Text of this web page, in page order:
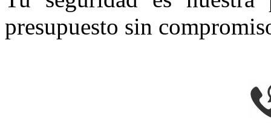
presupuesto sin